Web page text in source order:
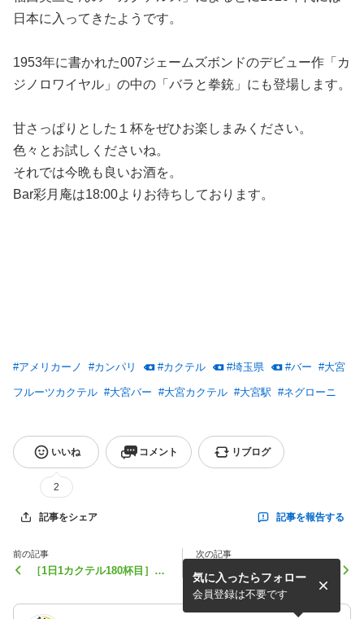
日本に入ってきたようです。
1953年に書かれた007ジェームズボンドのデビュー作「カ
ジノロワイヤル」の中の「バラと拳銃」にも登場します。
甘さっぱりとした１杯をぜひお楽しまみください。
色々とお試しくださいね。
それでは今晩も良いお酒を。
Bar彩月庵は18:00よりお待ちしております。
#アメリカーノ #カンパリ #カクテル #埼玉県 #バー #大宮
フルーツカクテル #大宮バー #大宮カクテル #大宮駅 #ネグローニ
いいね
2
コメント リブログ
記事をシェア 記事を報告する
前の記事
［1日1カクテル180杯目］栗
次の記事
［1日1カクテル178杯目］プ
レジデント
気に入ったらフォロー
会員登録は不要です